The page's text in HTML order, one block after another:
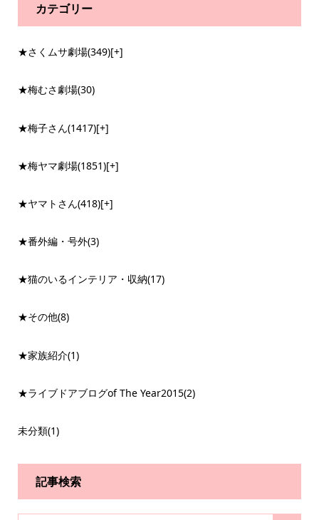
カテゴリー
★さくムサ劇場(349)[+]
★梅むさ劇場(30)
★梅子さん(1417)[+]
★梅ヤマ劇場(1851)[+]
★ヤマトさん(418)[+]
★番外編・号外(3)
★猫のいるインテリア・収納(17)
★その他(8)
★家族紹介(1)
★ライブドアブログof The Year2015(2)
未分類(1)
記事検索